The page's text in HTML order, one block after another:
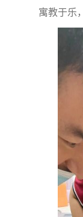
寓教于乐